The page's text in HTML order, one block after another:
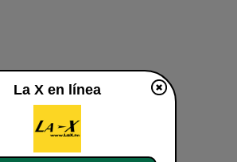
La X en línea